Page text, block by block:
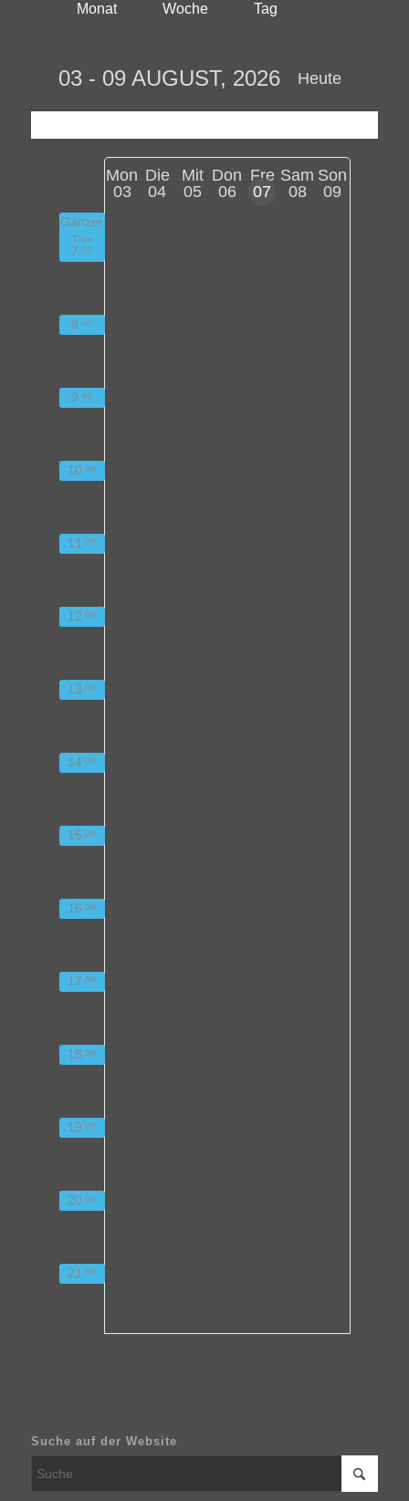
Monat Woche Tag
Heute
03 - 09 AUGUST, 2026
Mon
03
Die
04
Mit
05
Don
06
Fre
07
Sam
08
Son
09
Ganzer
Tag
7 00
8 00
9 00
10 00
11 00
12 00
13 00
14 00
15 00
16 00
17 00
18 00
19 00
20 00
21 00
Suche auf der Website